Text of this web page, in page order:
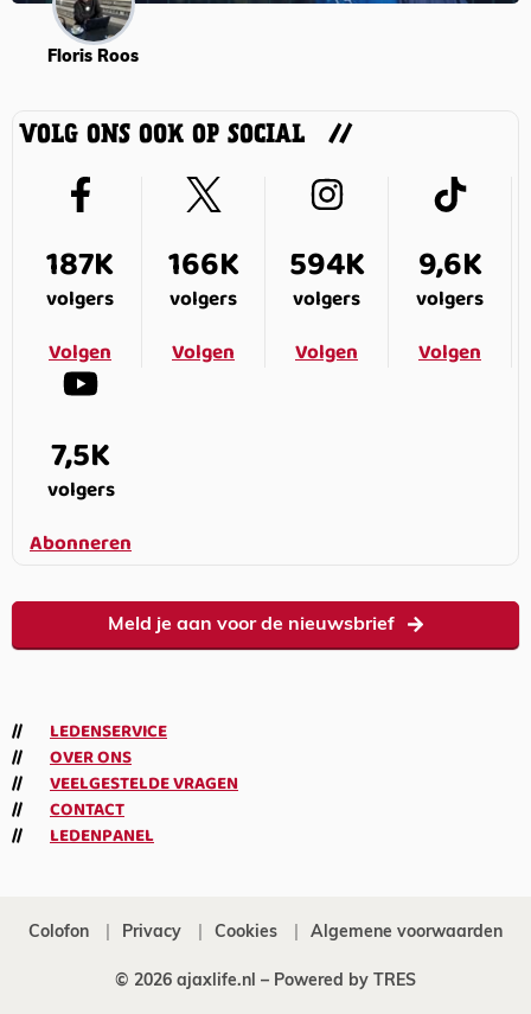
Floris Roos
VOLG ONS OOK OP SOCIAL
187K
volgers
Volgen
166K
volgers
Volgen
594K
volgers
Volgen
9,6K
volgers
Volgen
7,5K
volgers
Abonneren
Meld je aan voor de nieuwsbrief
LEDENSERVICE
OVER ONS
VEELGESTELDE VRAGEN
CONTACT
LEDENPANEL
Colofon Privacy Cookies Algemene voorwaarden
© 2026 ajaxlife.nl – Powered by TRES